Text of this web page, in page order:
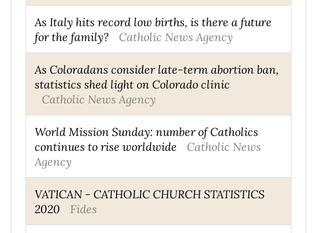
As Italy hits record low births, is there a future
for the family?
Catholic News Agency
As Coloradans consider late-term abortion ban,
statistics shed light on Colorado clinic
Catholic News Agency
World Mission Sunday: number of Catholics
continues to rise worldwide
Catholic News
Agency
VATICAN - CATHOLIC CHURCH STATISTICS
2020
Fides